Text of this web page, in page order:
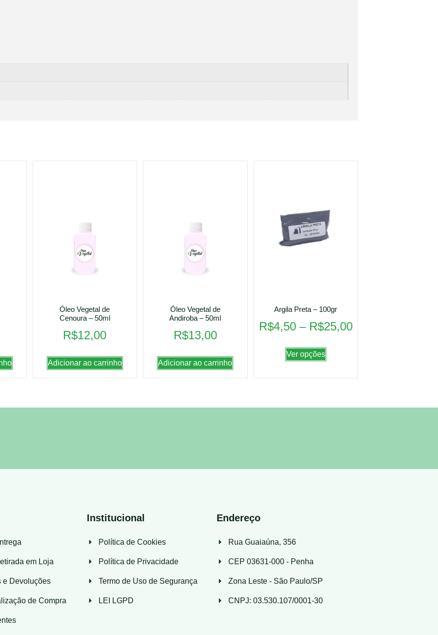
Óleo Vegetal de
Cenoura – 50ml
R$12,00
Adicionar ao carrinho
Óleo Vegetal de
Andiroba – 50ml
R$13,00
Adicionar ao carrinho
Argila Preta – 100gr
R$4,50 – R$25,00
Ver opções
em Loja
e Devoluções
de Compra
Institucional
Política de Cookies
Política de Privacidade
Termo de Uso de Segurança
LEI LGPD
Endereço
Rua Guaiaúna, 356
CEP 03631-000 - Penha
Zona Leste - São Paulo/SP
CNPJ: 03.530.107/0001-30